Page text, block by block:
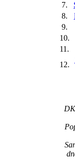
7.
8.
9.
10.
11.
12.